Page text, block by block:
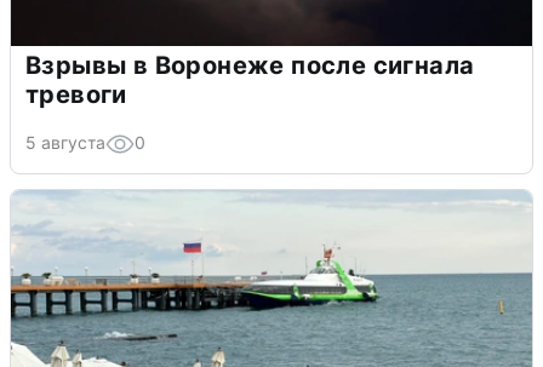
Взрывы в Воронеже после сигнала
тревоги
5 августа 0